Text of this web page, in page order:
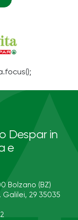
Despar in
e
Bolzano (BZ)
29 35035